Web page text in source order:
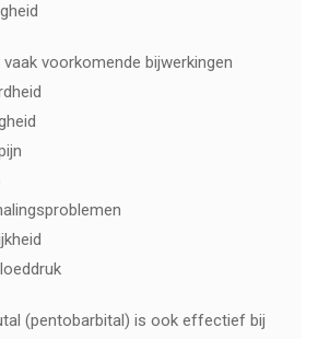
vaak voorkomende bijwerkingen
(pentobarbital) is ook effectief bij